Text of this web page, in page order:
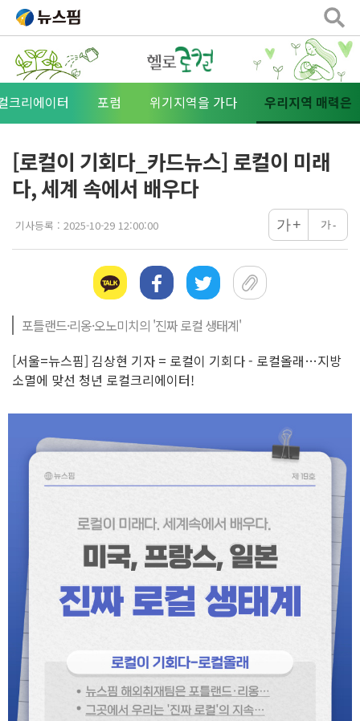
크리에이터 포럼 위기지역을 가다 우리지역 매력은
[로컬이 기회다_카드뉴스] 로컬이 미래
다, 세계 속에서 배우다
기사등록 : 2025-10-29 12:00:00 가+ 가-
포틀랜드·리옹·오노미치의 '진짜 로컬 생태계'
[서울=뉴스핌] 김상현 기자 = 로컬이 기회다 - 로컬올래…지방
소멸에 맞선 청년 로컬크리에이터!